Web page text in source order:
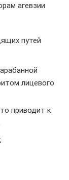
агевзии
путей
лицевого
приводит к